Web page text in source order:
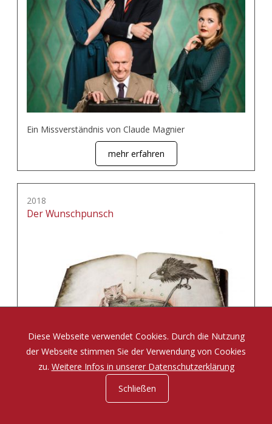
Ein Missverständnis von Claude Magnier
mehr erfahren
2018
Der Wunschpunsch
Eine Zauberposse von Michael Ende
Diese Webseite verwendet Cookies. Durch die Nutzung
der Webseite stimmen Sie der Verwendung von Cookies
zu. Weitere Infos in unserer Datenschutzerklärung
Schließen